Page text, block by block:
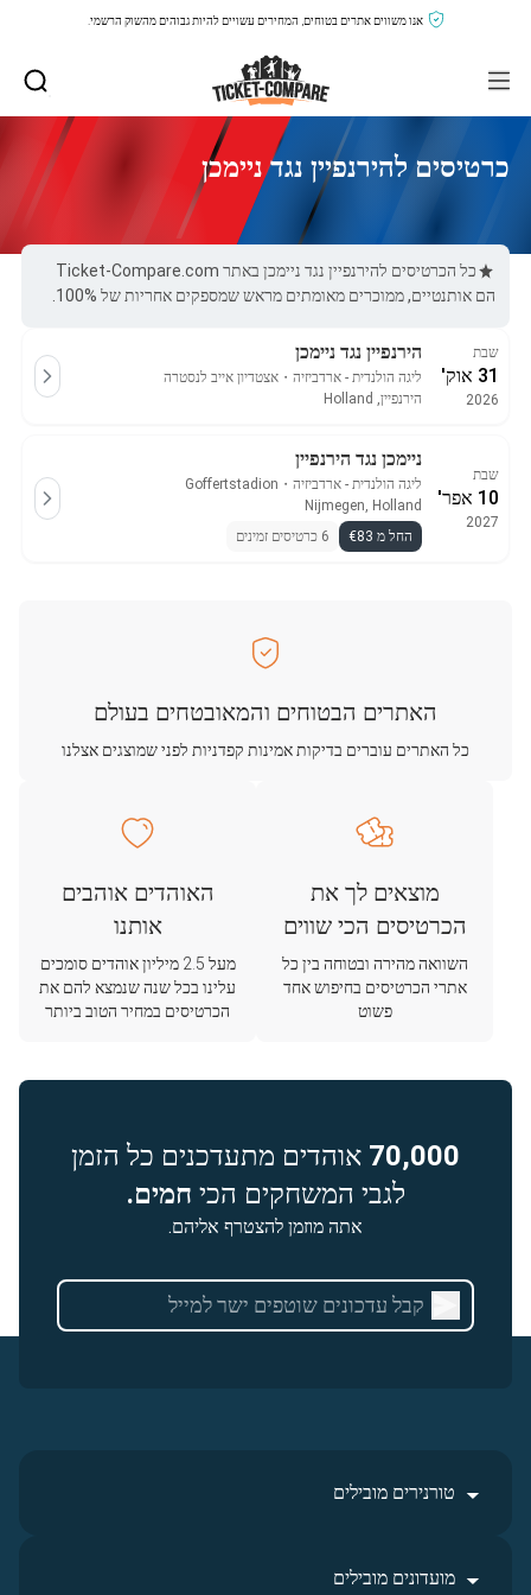
אנו משווים אתרים בטוחים, המחירים עשויים להיות גבוהים מהשוק הרשמי.
כרטיסים להירנפיין נגד ניימכן
כל הכרטיסים להירנפיין נגד ניימכן באתר Ticket-Compare.com
הם אותנטיים, ממוכרים מאומתים מראש שמספקים אחריות של 100%.
שבת
31 אוק'
2026
הירנפיין נגד ניימכן
ליגה הולנדית - ארדביזיה ・ אצטדיון אייב לנסטרה
הירנפיין, Holland
שבת
10 אפר'
2027
ניימכן נגד הירנפיין
ליגה הולנדית - ארדביזיה ・
Goffertstadion
Nijmegen, Holland
החל מ €83
6 כרטיסים זמינים
האתרים הבטוחים והמאובטחים בעולם
כל האתרים עוברים בדיקות אמינות קפדניות לפני שמוצגים אצלנו
מוצאים לך את
הכרטיסים הכי שווים
השוואה מהירה ובטוחה בין כל
אתרי הכרטיסים בחיפוש אחד
פשוט
האוהדים אוהבים
אותנו
מעל 2.5 מיליון אוהדים סומכים
עלינו בכל שנה שנמצא להם את
הכרטיסים במחיר הטוב ביותר
70,000 אוהדים מתעדכנים כל הזמן
לגבי המשחקים הכי חמים.
אתה מוזמן להצטרף אליהם.
טורנירים מובילים
מועדונים מובילים